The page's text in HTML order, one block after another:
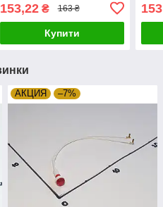
153,22₴ 163 ₴
Купити
АКЦИЯ –7%